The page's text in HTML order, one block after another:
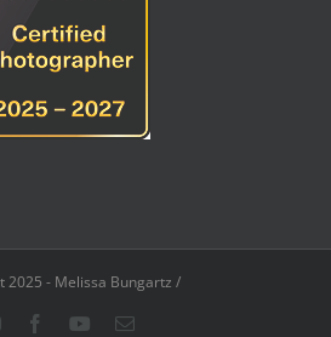
2025 - Melissa Bungartz /
InstagramFacebookYouTube
E-